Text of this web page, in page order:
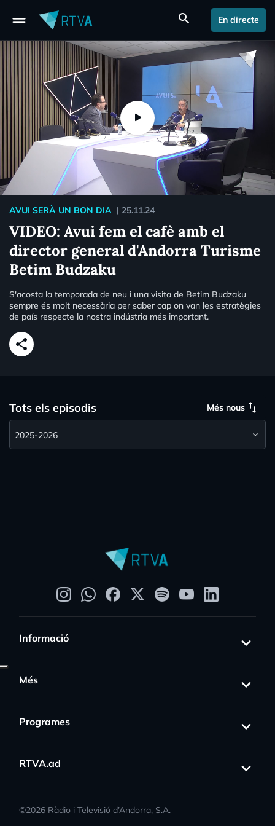
drag_handle search En directe
AVUI SERÀ UN BON DIA | 25.11.24
VIDEO: Avui fem el cafè amb el
director general d'Andorra Turisme
Betim Budzaku
S'acosta la temporada de neu i una visita de Betim Budzaku
sempre és molt necessària per saber cap on van les estratègies
de país respecte la nostra indústria més important.
share
Tots els episodis Més nous swap_vert
Informació
Més
Programes
RTVA.ad
©2026 Ràdio i Televisió d’Andorra, S.A.